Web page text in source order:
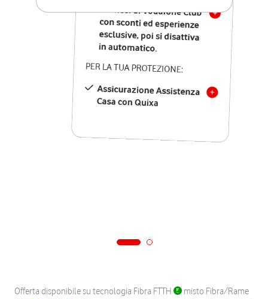
12 mesi di Vodafone Club
con sconti ed esperienze
esclusive, poi si disattiva
in automatico.
PER LA TUA PROTEZIONE:
Assicurazione Assistenza
Casa con Quixa
Offerta disponibile su tecnologia Fibra FTTH
misto Fibra/Rame